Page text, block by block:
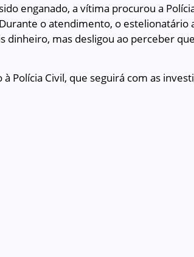
enganado, a vítima procurou a
o atendimento, o estelionatário
dinheiro, mas desligou ao perceber
Polícia Civil, que seguirá com as